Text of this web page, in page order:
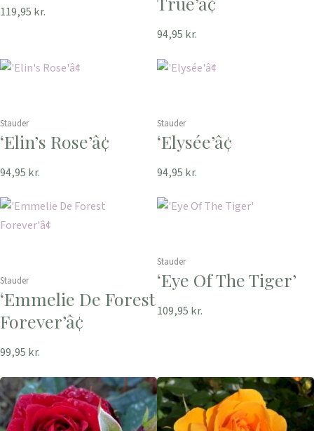
119,95 kr.
94,95 kr.
Stauder
‘Elin’s Rose’â¢
94,95 kr.
Stauder
‘Elysée’â¢
94,95 kr.
Stauder
‘Emmelie De Forest
Forever’â¢
99,95 kr.
Stauder
‘Eye Of The Tiger’
109,95 kr.